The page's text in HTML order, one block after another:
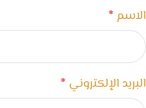
الاسم *
البريد الإلكتروني *